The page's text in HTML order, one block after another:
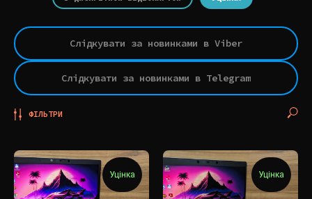
Слідкувати за новинками в Viber
Слідкувати за новинками в Telegram
ФІЛЬТРИ
Уцінка Уцінка